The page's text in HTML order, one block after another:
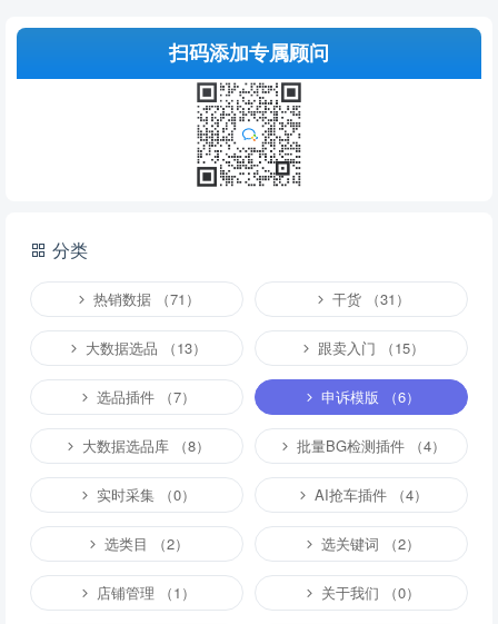
扫码添加专属顾问
分类
热销数据 （71） 干货 （31）
大数据选品 （13） 跟卖入门 （15）
选品插件 （7） 申诉模版 （6）
大数据选品库 （8） 批量BG检测插件 （4）
实时采集 （0） AI抢车插件 （4）
选类目 （2） 选关键词 （2）
店铺管理 （1） 关于我们 （0）